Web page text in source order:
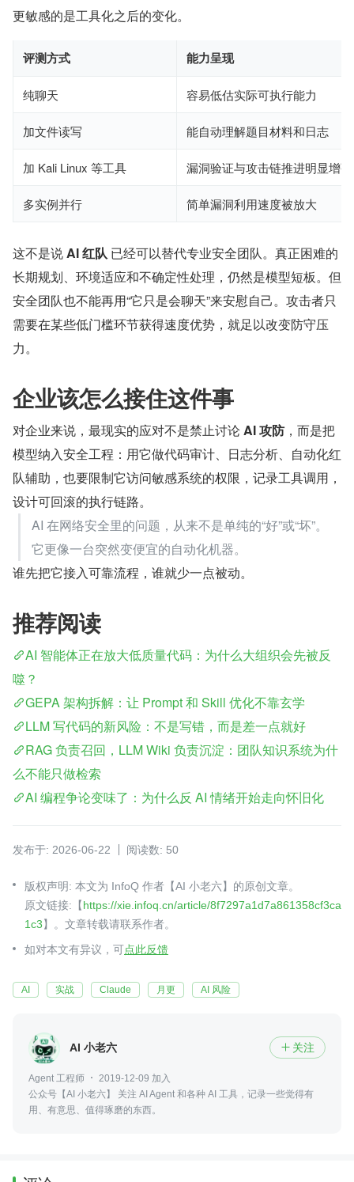
更敏感的是工具化之后的变化。
评测方式 能力呈现
纯聊天 容易低估实际可执行能力
加文件读写 能自动理解题目材料和日志
加 Kali Linux 等工具 漏洞验证与攻击链推进明显增强
多实例并行 简单漏洞利用速度被放大
这不是说 AI 红队 已经可以替代专业安全团队。真正困难的
长期规划、环境适应和不确定性处理，仍然是模型短板。但
安全团队也不能再用“它只是会聊天”来安慰自己。攻击者只
需要在某些低门槛环节获得速度优势，就足以改变防守压
力。
企业该怎么接住这件事
对企业来说，最现实的应对不是禁止讨论 ​ AI 攻防 ​，而是把
模型纳入安全工程：用它做代码审计、日志分析、自动化红
队辅助，也要限制它访问敏感系统的权限，记录工具调用，
设计可回滚的执行链路。
AI 在网络安全里的问题，从来不是单纯的“好”或“坏”。
它更像一台突然变便宜的自动化机器。
谁先把它接入可靠流程，谁就少一点被动。
推荐阅读
AI 智能体正在放大低质量代码：为什么大组织会先被反
噬？
GEPA 架构拆解：让 Prompt 和 Skill 优化不靠玄学
LLM 写代码的新风险：不是写错，而是差一点就好
RAG 负责召回，LLM Wiki 负责沉淀：团队知识系统为什
么不能只做检索
AI 编程争论变味了：为什么反 AI 情绪开始走向怀旧化
发布于: 2026-06-22 阅读数: 50
版权声明: 本文为 InfoQ 作者【AI 小老六】的原创文章。
原文链接:【https://xie.infoq.cn/article/8f7297a1d7a861358cf3ca
1c3】。文章转载请联系作者。
如对本文有异议，可点此反馈
AI 实战 Claude 月更 AI 风险
AI 小老六  关注
Agent 工程师
2019-12-09 加入
公众号【AI 小老六】 关注 AI Agent 和各种 AI 工具，记录一些觉得有
用、有意思、值得琢磨的东西。